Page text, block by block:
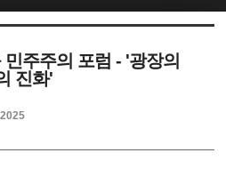
주주의 포럼 - '광장의
진화'케치북5